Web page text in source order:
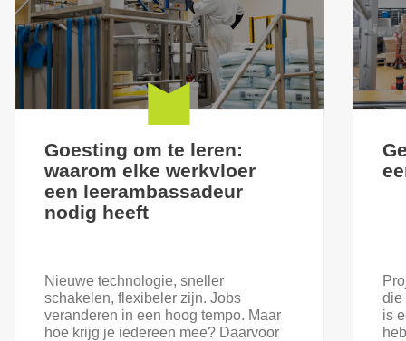
Goesting om te leren:
waarom elke werkvloer
een leerambassadeur
nodig heeft
Nieuwe technologie, sneller
schakelen, flexibeler zijn. Jobs
veranderen in een hoog tempo. Maar
hoe krijg je iedereen mee? Daarvoor
die
is